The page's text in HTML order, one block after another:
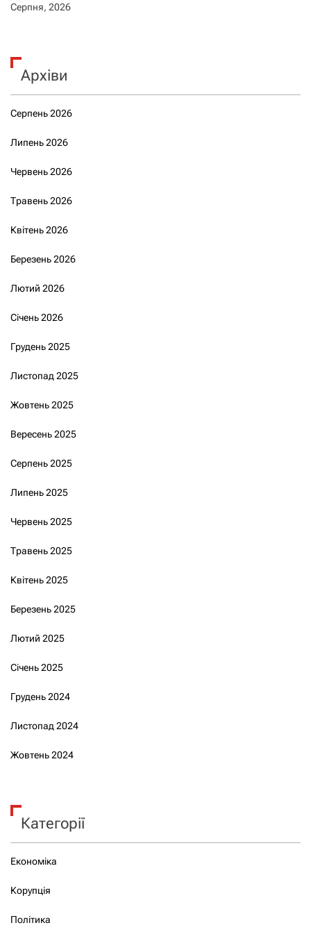
Серпня, 2026
Архіви
Серпень 2026
Липень 2026
Червень 2026
Травень 2026
Квітень 2026
Березень 2026
Лютий 2026
Січень 2026
Грудень 2025
Листопад 2025
Жовтень 2025
Вересень 2025
Серпень 2025
Липень 2025
Червень 2025
Травень 2025
Квітень 2025
Березень 2025
Лютий 2025
Січень 2025
Грудень 2024
Листопад 2024
Жовтень 2024
Категорії
Економіка
Корупція
Політика